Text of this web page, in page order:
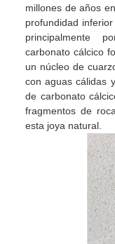
millones de años
profundidad
principalmente
carbonato cálcico
un núcleo de
con aguas cálidas
de carbonato
fragmentos de
esta joya natural.